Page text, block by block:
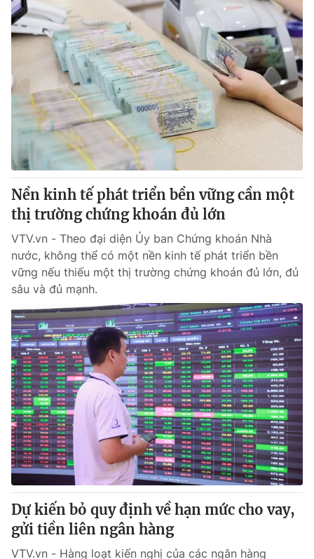
Nền kinh tế phát triển bền vững cần một
thị trường chứng khoán đủ lớn
VTV.vn - Theo đại diện Ủy ban Chứng khoán Nhà
nước, không thể có một nền kinh tế phát triển bền
vững nếu thiếu một thị trường chứng khoán đủ lớn, đủ
sâu và đủ mạnh.
Dự kiến bỏ quy định về hạn mức cho vay,
gửi tiền liên ngân hàng
VTV.vn - Hàng loạt kiến nghị của các ngân hàng